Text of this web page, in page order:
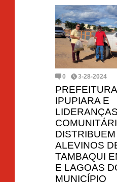
0 3-28-2024
IPUPIARA E
LIDERANÇAS
ALEVINOS
TAMBAQUI
E LAGOAS
MUNICÍPIO